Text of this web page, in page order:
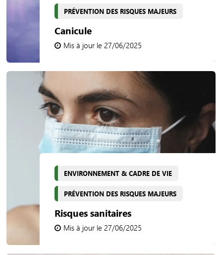
PRÉVENTION DES RISQUES MAJEURS
Canicule
Mis à jour le 27/06/2025
ENVIRONNEMENT & CADRE DE VIE
PRÉVENTION DES RISQUES MAJEURS
Risques sanitaires
Mis à jour le 27/06/2025